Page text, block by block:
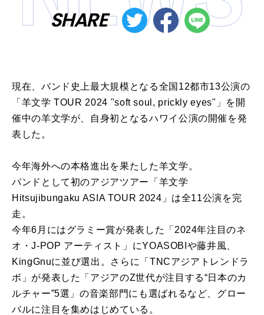
SHARE
現在、バンド史上最大規模となる全国12都市13公演の
「羊文学 TOUR 2024 "soft soul, prickly eyes"」を開
催中の羊文学が、自身初となるハワイ公演の開催を発
表した。
今年海外への本格進出を果たした羊文学。
バンドとして初のアジアツアー「羊文学
Hitsujibungaku ASIA TOUR 2024」は全11公演を完
走。
今年6月にはグラミー賞が発表した「2024年注目のネ
オ・J-POP アーティスト」にYOASOBIや藤井風、
KingGnuに並び選出。さらに「TNCアジアトレンドラ
ボ」が発表した「アジアのZ世代が注目する“日本のカ
ルチャー”5選」の音楽部門にも選ばれるなど、グロー
バルに注目を集めはじめている。